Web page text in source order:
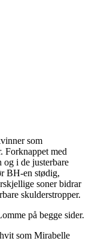
som
Forknappet med
og i de justerbare
BH-en stødig,
soner bidrar
skulderstropper.
på begge sider.
som Mirabelle